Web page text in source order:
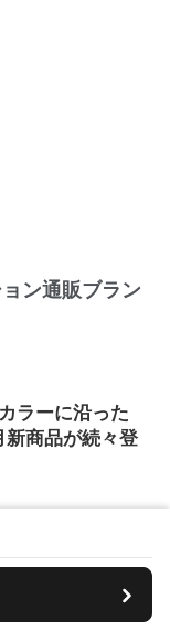
ン通販ブラン
ラーに沿った
新商品が続々登
んに似合い、
イテムと出会